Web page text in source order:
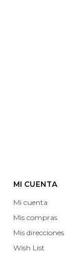
MI CUENTA
Mi cuenta
Mis compras
Mis direcciones
Wish List